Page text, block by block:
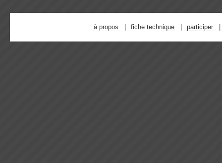
à propos fiche technique participer